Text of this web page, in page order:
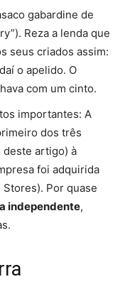
gabardine de
Reza a lenda que
seus criados assim:
o apelido. O
com um cinto.
importantes: A
dos três
deste artigo) à
foi adquirida
Por quase
independente,